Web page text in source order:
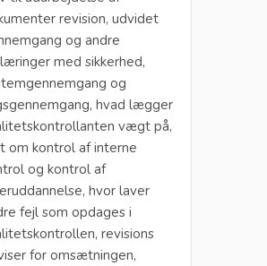
revision, udvidet
og andre
med sikkerhed,
og
hvad lægger
vægt på,
om kontrol af interne
og kontrol af
hvor laver
fejl som opdages i
revisions
for omsætningen,